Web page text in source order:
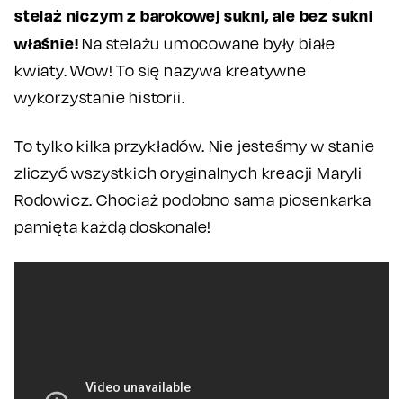
stelaż niczym z barokowej sukni, ale bez sukni
właśnie! Na stelażu umocowane były białe
kwiaty. Wow! To się nazywa kreatywne
wykorzystanie historii.
To tylko kilka przykładów. Nie jesteśmy w stanie
zliczyć wszystkich oryginalnych kreacji Maryli
Rodowicz. Chociaż podobno sama piosenkarka
pamięta każdą doskonale!